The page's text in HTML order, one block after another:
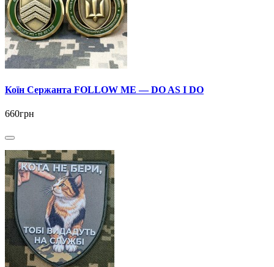
Коїн Сержанта FOLLOW ME — DO AS I DO
660грн